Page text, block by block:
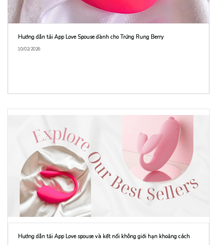
Hướng dẫn tải App Love Spouse dành cho Trứng Rung Berry
10/02/2026
Hướng dẫn tải App Love spouse và kết nối không giới hạn khoảng cách